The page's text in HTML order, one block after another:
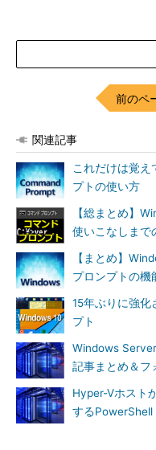
rShellから実行する場
のドキュメントの「8.2
「verbatim-command-
Windows PowerShell 3.0向
が見つけることができた「
のドキュメントになります
Windows
3.0 ［英語：Wordフ
Center）
「--%記法」を知っている
プトで外部コマンドやアプ
マンドプロンプトと
るのかをしっかり認識して
困ることはありません。ど
てしまったときに、正確無
前のペ
関連記事
これだけは覚
プトの使い方
【総まとめ】
使いこなしまで
【まとめ】
プロンプトの機
15年ぶりに強化
プト
Windows
記事まとめ＆フ
Hyper-Vホスト
する